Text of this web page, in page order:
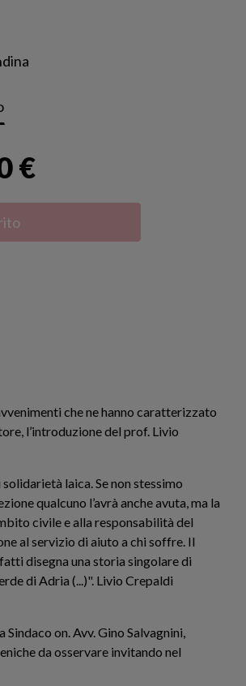
€
che ne hanno caratterizzato
l’introduzione del prof. Livio
laica. Se non stessimo
qualcuno l’avrà anche avuta, ma la
civile e alla responsabilità del
al servizio di aiuto a chi soffre. Il
disegna una storia singolare di
di Adria (...)". Livio Crepaldi
on. Avv. Gino Salvagnini,
da osservare invitando nel